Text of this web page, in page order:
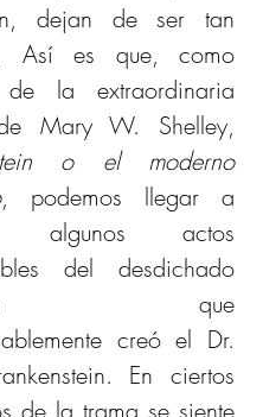
dejan de ser tan
Así es que, como
de la extraordinaria
o el moderno
, podemos llegar a
algunos actos
del desdichado
que
creó el Dr.
En ciertos
de la trama se siente